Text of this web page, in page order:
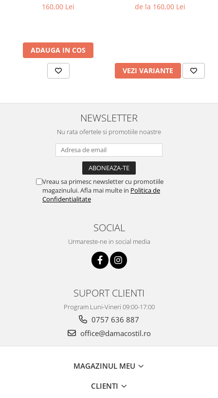
160,00 Lei
ADAUGA IN COS
de la 160,00 Lei
VEZI VARIANTE
NEWSLETTER
Nu rata ofertele si promotiile noastre
Vreau sa primesc newsletter cu promotiile
magazinului. Afla mai multe in Politica de
Confidentialitate
SOCIAL
Urmareste-ne in social media
SUPORT CLIENTI
Program Luni-Vineri 09:00-17:00
0757 636 887
office@damacostil.ro
MAGAZINUL MEU
CLIENTI